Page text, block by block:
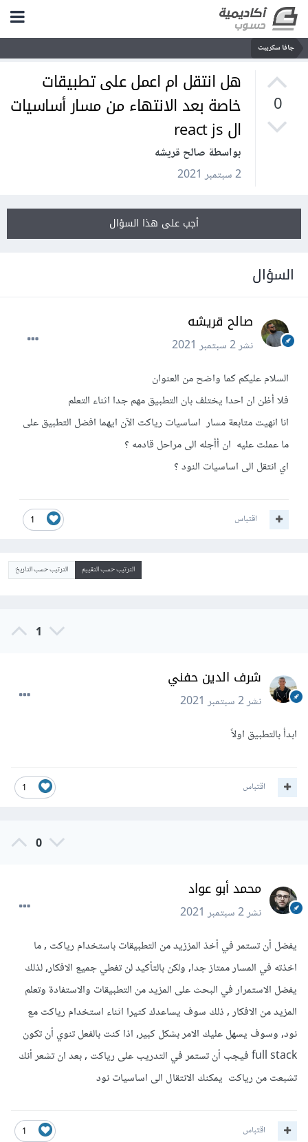
جافا سكريبت
0
هل انتقل ام اعمل على تطبيقات
خاصة بعد الانتهاء من مسار أساسيات
ال react js
بواسطة صالح قريشه
2 سبتمبر 2021
أجب على هذا السؤال
السؤال
صالح قريشه
نشر2 سبتمبر 2021
السلام عليكم كما واضح من العنوان
فلا أظن ان احدا يختلف بان التطبيق مهم جدا اثناء التعلم
انا انهيت متابعة مسار اساسيات رياكت الآن ايهما افضل التطبيق على
ما عملت عليه ان أأجله الى مراحل قادمه ؟
اي انتقل الى اساسيات النود ؟
1 اقتباس
الترتيب حسب التقييم الترتيب حسب التاريخ
1
شرف الدين حفني
نشر2 سبتمبر 2021
ابدأ بالتطبيق اولاً
1 اقتباس
0
محمد أبو عواد
نشر2 سبتمبر 2021
يفضل أن تستمر في أخذ المززيد من التطبيقات باستخدام رياكت , ما
اخذته في المسار ممتاز جدا, ولكن بالتأكيد لن تغطي جميع الافكار, لذلك
يفضل الاستمرار في البحث على المزيد من التطبيقات والاستفادة وتعلم
المزيد من الافكار , ذلك سوف يساعدك كثيرا اثناء استخدام رياكت مع
نود, وسوف يسهل عليك الامر بشكل كبير, اذا كنت بالفعل تنوي أن تكون
full stack فيجب أن تستمر في التدريب على رياكت , بعد ان تشعر أنك
تشبعت من رياكت يمكنك الانتقال الى اساسيات نود
1 اقتباس